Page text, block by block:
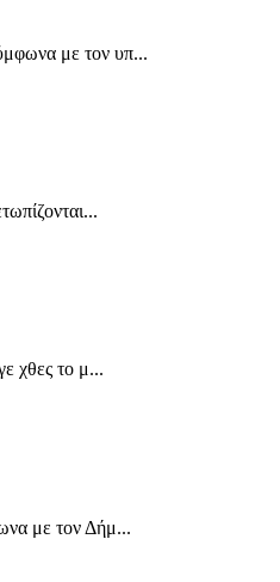
με τον υπ...
χθες το μ...
με τον Δήμ...